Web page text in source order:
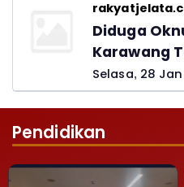
Diduga
Karawang
Pemohon
Selasa, 28 Jan
Pendidikan